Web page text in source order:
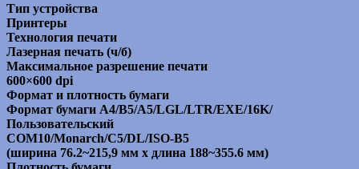
Тип устройства
Принтеры
Технология печати
Лазерная печать (ч/б)
Максимальное разрешение печати
600×600 dpi
Формат и плотность бумаги
Формат бумаги A4/B5/A5/LGL/LTR/EXE/16K/
Пользовательский
COM10/Monarch/C5/DL/ISO-B5
(ширина 76.2~215,9 мм x длина 188~355.6 мм)